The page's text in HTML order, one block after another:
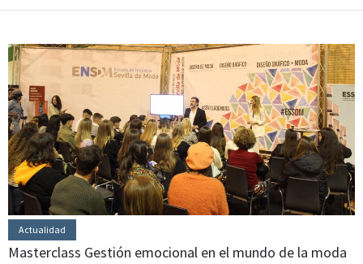
Actualidad
Masterclass Gestión emocional en el mundo de la moda